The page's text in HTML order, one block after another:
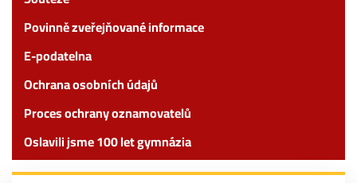
Povinně zveřejňované informace
E-podatelna
Ochrana osobních údajů
Proces ochrany oznamovatelů
Oslavili jsme 100 let gymnázia